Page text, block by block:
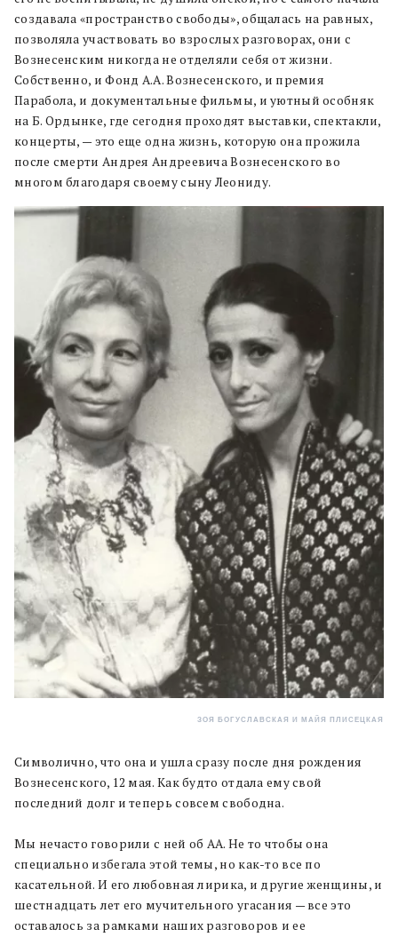
создавала «пространство свободы», общалась на равных,
позволяла участвовать во взрослых разговорах, они с
Вознесенским никогда не отделяли себя от жизни.
Собственно, и Фонд А.А. Вознесенского, и премия
Парабола, и документальные фильмы, и уютный особняк
на Б. Ордынке, где сегодня проходят выставки, спектакли,
концерты, — это еще одна жизнь, которую она прожила
после смерти Андрея Андреевича Вознесенского во
многом благодаря своему сыну Леониду.
ЗОЯ БОГУСЛАВСКАЯ И МАЙЯ ПЛИСЕЦКАЯ
Символично, что она и ушла сразу после дня рождения
Вознесенского, 12 мая. Как будто отдала ему свой
последний долг и теперь совсем свободна.
Мы нечасто говорили с ней об АА. Не то чтобы она
специально избегала этой темы, но как-то все по
касательной. И его любовная лирика, и другие женщины, и
шестнадцать лет его мучительного угасания — все это
оставалось за рамками наших разговоров и ее